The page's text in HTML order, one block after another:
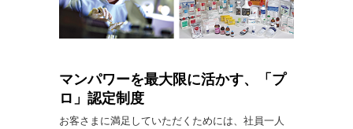
マンパワーを最大限に活かす、「プ
ロ」認定制度
お客さまに満足していただくためには、社員一人